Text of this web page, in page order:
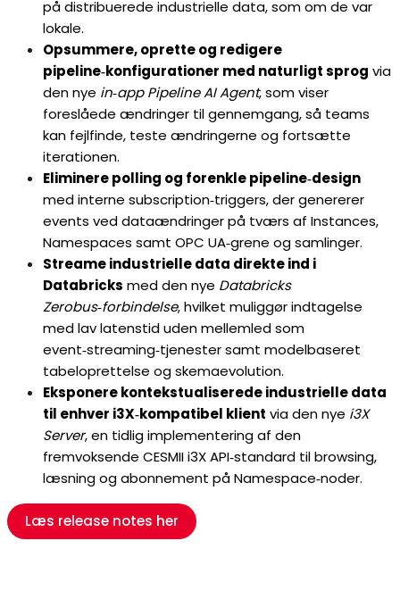
på distribuerede industrielle data, som om de var
lokale.
Opsummere, oprette og redigere
pipeline‑konfigurationer med naturligt sprog via
den nye in‑app Pipeline AI Agent, som viser
foreslåede ændringer til gennemgang, så teams
kan fejlfinde, teste ændringerne og fortsætte
iterationen.
Eliminere polling og forenkle pipeline‑design
med interne subscription‑triggers, der genererer
events ved dataændringer på tværs af Instances,
Namespaces samt OPC UA‑grene og samlinger.
Streame industrielle data direkte ind i
Databricks med den nye Databricks
Zerobus‑forbindelse, hvilket muliggør indtagelse
med lav latenstid uden mellemled som
event‑streaming‑tjenester samt modelbaseret
tabeloprettelse og skemaevolution.
Eksponere kontekstualiserede industrielle data
til enhver i3X‑kompatibel klient via den nye i3X
Server, en tidlig implementering af den
fremvoksende CESMII i3X API‑standard til browsing,
læsning og abonnement på Namespace‑noder.
Læs release notes her